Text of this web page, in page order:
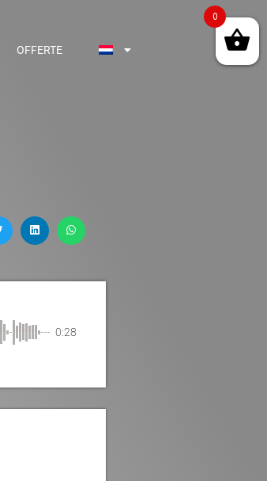
OFFERTE
0:28
0